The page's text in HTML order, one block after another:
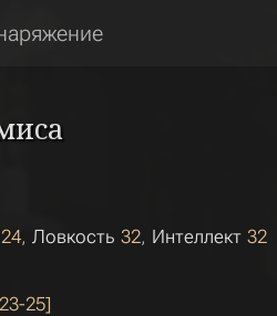
24 Ловкость 32 Интеллект 32
25]